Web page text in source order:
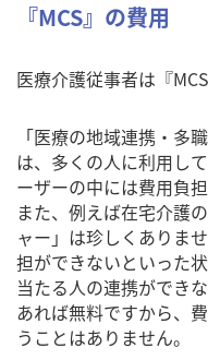
『MCS』の費用
医療介護従事者は『
「医療の地域連携・多
は、多くの人に利用し
ーザーの中には費用負
また、例えば在宅介護
ャー」は珍しくありま
担ができないといった
当たる人の連携ができ
あれば無料ですから、
うことはありません。